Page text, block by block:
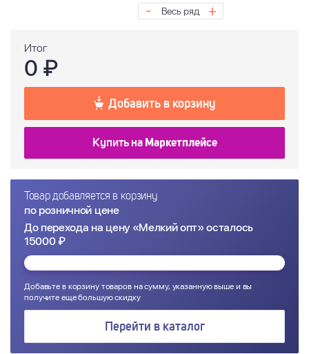
- Весь ряд +
Итог
0 ₽
Добавить в корзину
Купить на Маркетплейсе
Товар добавляется в корзину
по розничной цене
До перехода на цену «Мелкий опт» осталось
15000 ₽
Добавьте в корзину товаров на сумму, указанную выше и вы
получите еще большую скидку
Перейти в каталог